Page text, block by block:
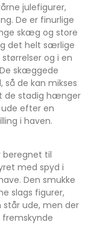
julefigurer,
De er finurlige
skæg og store
det helt særlige
og i en
skæggede
de kan mikses
de stadig hænger
efter en
i haven.
beregnet til
med spyd i
Den smukke
slags figurer,
ude, men der